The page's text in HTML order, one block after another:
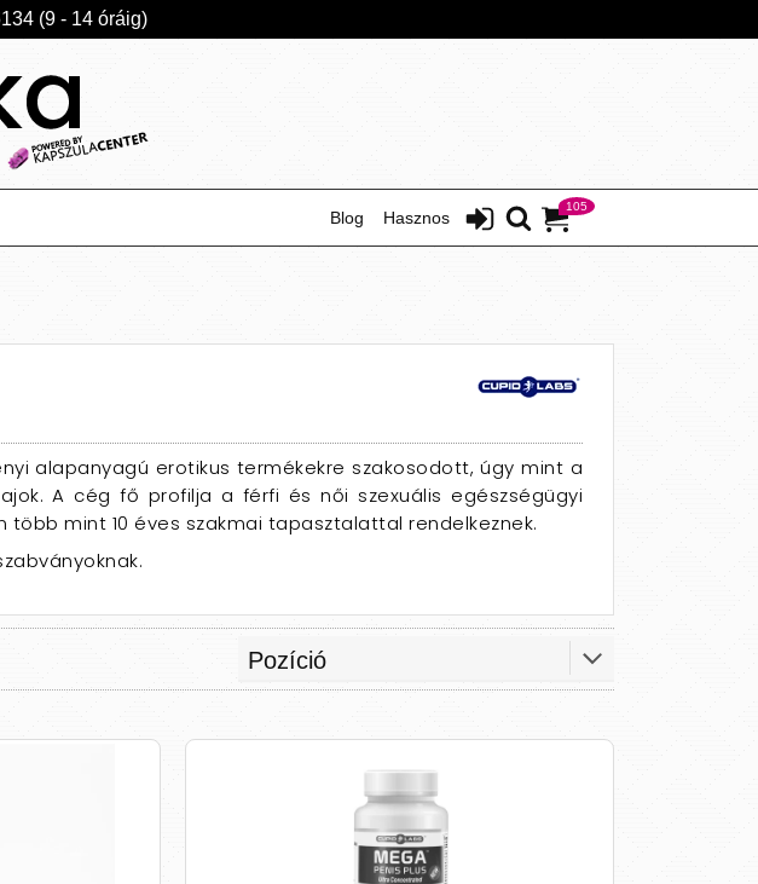
(9 - 14 óráig)
105
Hasznos
Blog
alapanyagú erotikus termékekre szakosodott, úgy mint a
A cég fő profilja a férfi és női szexuális egészségügyi
mint 10 éves szakmai tapasztalattal rendelkeznek.